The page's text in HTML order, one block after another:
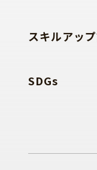
スキルアッ
SDGs